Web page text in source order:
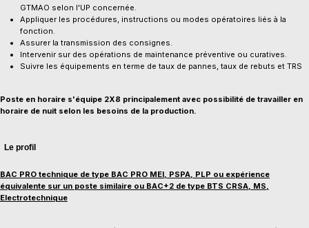
GTMAO selon l'UP concernée.
Appliquer les procédures, instructions ou modes opératoires liés à la
fonction.
Assurer la transmission des consignes.
Intervenir sur des opérations de maintenance préventive ou curatives.
Suivre les équipements en terme de taux de pannes, taux de rebuts et TRS
Poste en horaire s'équipe 2X8 principalement avec possibilité de travailler en
horaire de nuit selon les besoins de la production.
Le profil
BAC PRO technique de type BAC PRO MEI, PSPA, PLP ou expérience
équivalente sur un poste similaire ou BAC+2 de type BTS CRSA, MS,
Electrotechnique